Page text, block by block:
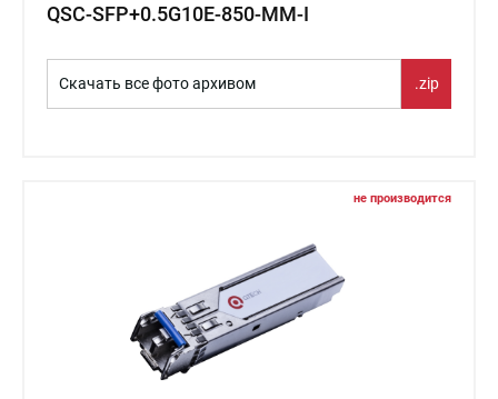
QSC-SFP+0.5G10E-850-MM-I
Скачать все фото архивом .zip
не производится